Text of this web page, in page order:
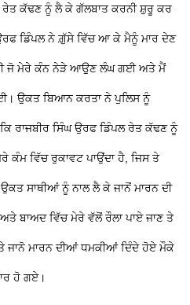
ਕੱਢਣ ਨੂੰ ਲੈ ਕੇ ਗੱਲਬਾਤ ਕਰਨੀ ਸ਼ੁਰੂ ਕਰ
ਡਿੰਪਲ ਨੇ ਗ਼ੁੱਸੇ ਵਿੱਚ ਆ ਕੇ ਮੈਨੂੰ ਮਾਰ ਦੇਣ
ਜੋ ਮੇਰੇ ਕੰਨ ਨੇੜੇ ਆਉਣ ਲੰਘ ਗਈ ਅਤੇ ਮੈਂ
ਉਕਤ ਬਿਆਨ ਕਰਤਾ ਨੇ ਪੁਲਿਸ ਨੂੰ
ਰਾਜਬੀਰ ਸਿੰਘ ਉਰਫ ਡਿੰਪਲ ਰੇਤ ਕੱਢਣ ਨੂੰ
ਕੰਮ ਵਿੱਚ ਰੁਕਾਵਟ ਪਾਉਂਦਾ ਹੈ, ਜਿਸ ਤੇ
ਸਾਥੀਆਂ ਨੂੰ ਨਾਲ ਲੈ ਕੇ ਜਾਨੋਂ ਮਾਰਨ ਦੀ
ਬਾਅਦ ਵਿੱਚ ਮੇਰੇ ਵੱਲੋਂ ਰੌਲਾ ਪਾਏ ਜਾਣ ਤੇ
ਜਾਨੋ ਮਾਰਨ ਦੀਆਂ ਧਮਕੀਆਂ ਦਿੰਦੇ ਹੋਏ ਮੌਕੇ
ਹੋ ਗਏ।